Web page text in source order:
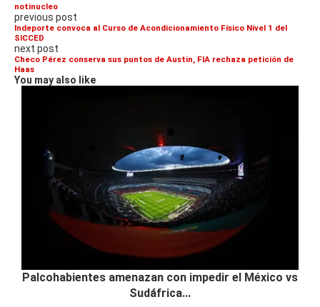
notinucleo
previous post
Indeporte convoca al Curso de Acondicionamiento Físico Nivel 1 del
SICCED
next post
Checo Pérez conserva sus puntos de Austin, FIA rechaza petición de
Haas
You may also like
Palcohabientes amenazan con impedir el México vs
Sudáfrica...